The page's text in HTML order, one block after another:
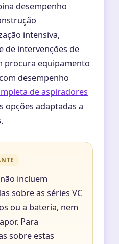
desempenho
intensiva,
de intervenções de
procura equipamento
desempenho
de aspiradores
opções adaptadas a
incluem
sobre as séries VC
ou a bateria, nem
Para
sobre estas